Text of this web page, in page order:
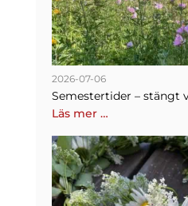
2026-07-06
Semestertider – stängt
Läs mer …